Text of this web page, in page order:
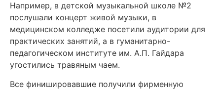
Например, в детской музыкальной школе №2
послушали концерт живой музыки, в
медицинском колледже посетили аудитории для
практических занятий, а в гуманитарно-
педагогическом институте им. А.П. Гайдара
угостились травяным чаем.
Все финишировавшие получили фирменную